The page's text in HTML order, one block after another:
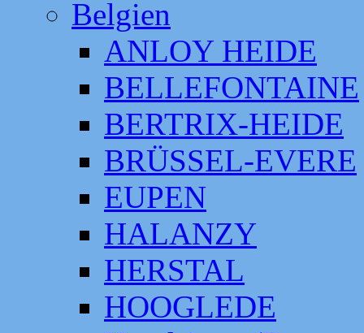
Belgien
ANLOY HEIDE
BELLEFONTAINE
BERTRIX-HEIDE
BRÜSSEL-EVERE
EUPEN
HALANZY
HERSTAL
HOOGLEDE